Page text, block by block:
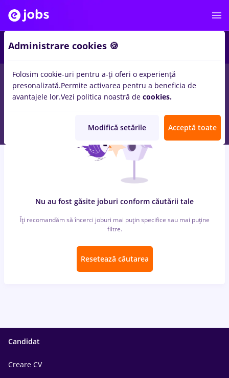
locuri de muncacu salarii livrator, Full timeinStrainatate
pentruEntry-Level (< 2 ani)inTransport / Distributie
Nu au fost găsite joburi conform căutării tale
Îți recomandăm să încerci joburi mai puțin specifice sau mai puține
filtre.
Resetează căutarea
Candidat
Creare CV
Administrare cookies 🍪
Folosim cookie-uri pentru a-ți oferi o experiență
presonalizată.Permite activarea pentru a beneficia de
avantajele lor.Vezi politica noastră de cookies.
Modifică setările Acceptă toate